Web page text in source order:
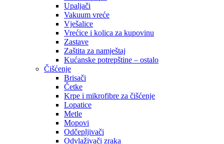
Upaljači
Vakuum vreće
Vješalice
Vrećice i kolica za kupovinu
Zastave
Zaštita za namještaj
Kućanske potrepštine – ostalo
Čišćenje
Brisači
Četke
Krpe i mikrofibre za čišćenje
Lopatice
Metle
Mopovi
Odčepljivači
Odvlaživači zraka